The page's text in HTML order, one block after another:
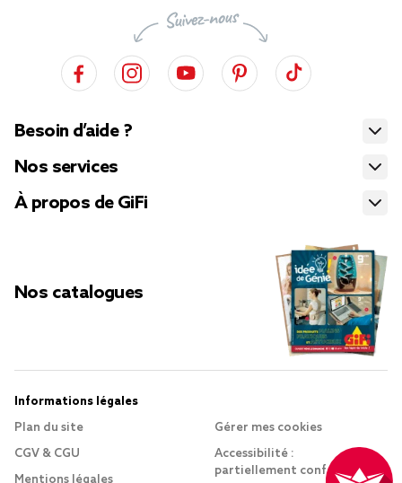
Besoin d’aide ?
Nos services
À propos de GiFi
Nos catalogues
Informations légales
Plan du site
CGV & CGU
Mentions légales
Gérer mes cookies
Accessibilité :
partiellement conforme